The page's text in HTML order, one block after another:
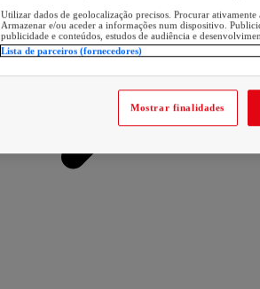
Utilizar dados de geolocalização precisos. Procurar
Armazenar e/ou aceder a informações num dispositivo.
publicidade e conteúdos, estudos de audiência e
Lista de parceiros (fornecedores)
Mostrar finalidades